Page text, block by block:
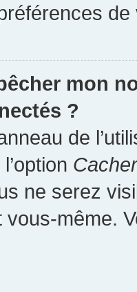
mon
?
de
ne serez
vous-même.